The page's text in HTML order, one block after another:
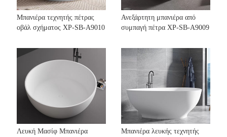
Μπανιέρα τεχνητής πέτρας
οβάλ σχήματος ΧΡ-SB-A9010
Ανεξάρτητη μπανιέρα από
συμπαγή πέτρα ΧΡ-SB-A9009
Λευκή Μασίφ Μπανιέρα
Μπανιέρα λευκής τεχνητής